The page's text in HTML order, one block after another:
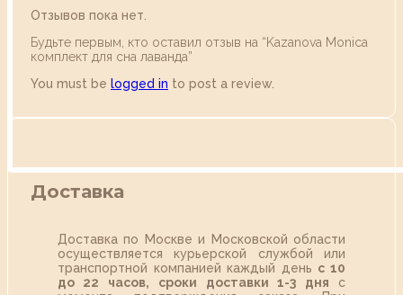
Отзывов пока нет.
Будьте первым, кто оставил отзыв на “Kazanova Moniса
комплект для сна лаванда”
You must be logged in to post a review.
Доставка
Доставка по Москве и Московской области
осуществляется курьерской службой или
транспортной компанией каждый день с 10
до 22 часов,
сроки доставки 1-3 дня с